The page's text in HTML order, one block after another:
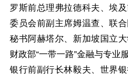
罗斯前总理弗拉德科夫、埃
委员会前副主席姆温查、联
秘书阿赫塔尔、新加坡国立
财政部“一带一路”金融与专业
银行前副行长林毅夫、世界